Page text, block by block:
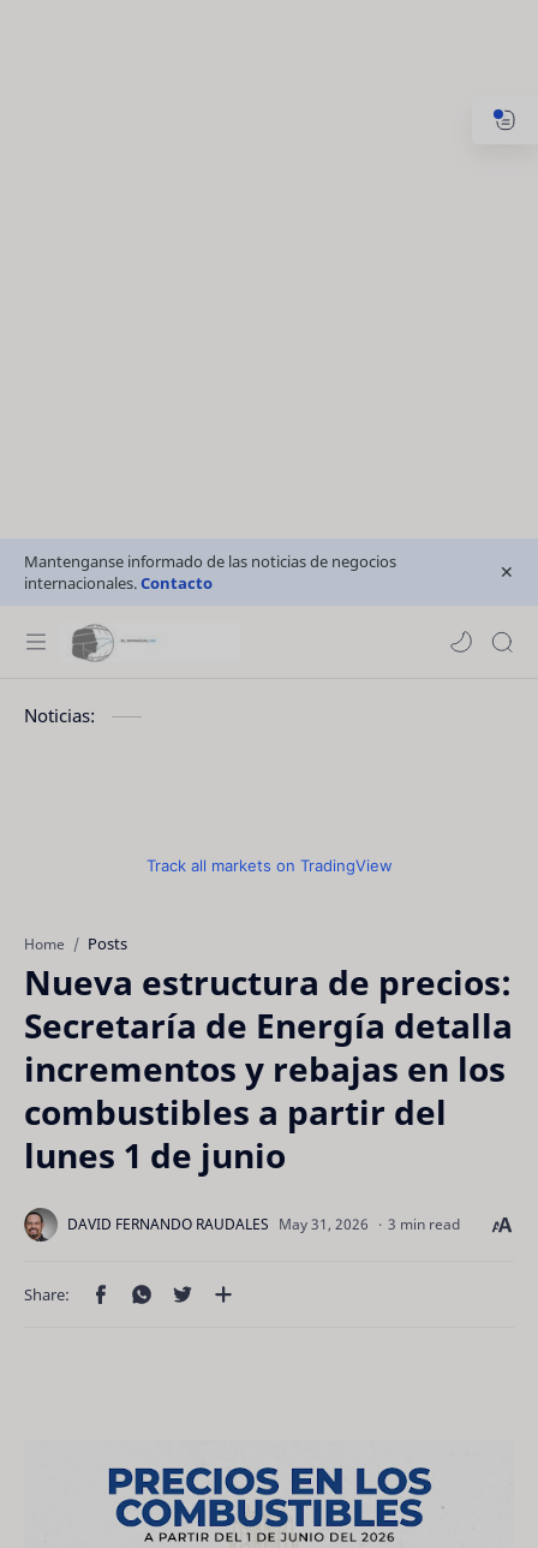
Mantenganse informado de las noticias de negocios
internacionales.Contacto
Noticias:
Track all markets on TradingView
Home Posts
Nueva estructura de precios:
Secretaría de Energía detalla
incrementos y rebajas en los
combustibles a partir del
lunes 1 de junio
3 min read